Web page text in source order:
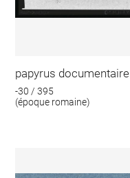
papyrus documentaire
-30 / 395
(époque romaine)